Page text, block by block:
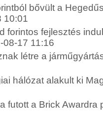
bővült a
10:01
forintos fejlesztés
08-17 11:16
létre a
hálózat alakult ki
futott a Brick Awardra